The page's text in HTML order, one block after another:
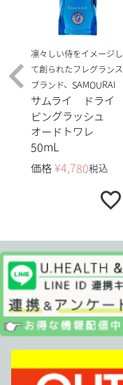
凛々しい侍をイメージし
て創られたフレグランス
ブランド、SAMOURAI
サムライ ドライ
ビングラッシュ
オードトワレ
50mL
価格 ¥4,780税込